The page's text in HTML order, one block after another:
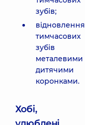
зубів;
відновлення
тимчасових
зубів
металевими
дитячими
коронками.
Хобі,